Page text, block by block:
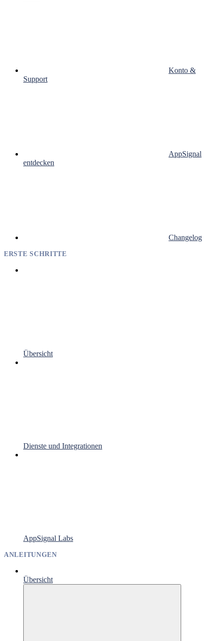
Konto &
Support
AppSignal
entdecken
Changelog
ERSTE SCHRITTE
Übersicht
Dienste und Integrationen
AppSignal Labs
ANLEITUNGEN
Übersicht